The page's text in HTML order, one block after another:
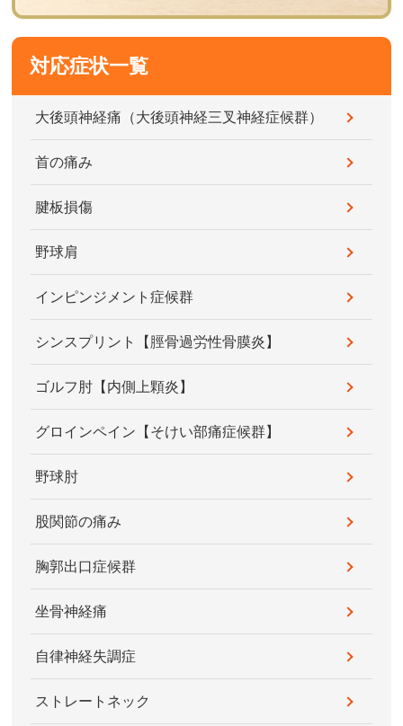
対応症状一覧
大後頭神経痛（大後頭神経三叉神経症候群）
首の痛み
腱板損傷
野球肩
インピンジメント症候群
シンスプリント【脛骨過労性骨膜炎】
ゴルフ肘【内側上顆炎】
グロインペイン【そけい部痛症候群】
野球肘
股関節の痛み
胸郭出口症候群
坐骨神経痛
自律神経失調症
ストレートネック